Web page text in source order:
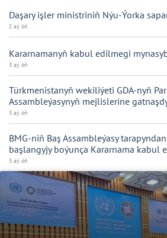
Daşary işler ministriniň Nýu-Ýorka
2 aý öň
Kararnamanyň kabul edilmegi
3 aý öň
Türkmenistanyň wekiliýeti GDA-nyň
Assambleýasynyň mejlislerine
3 aý öň
BMG-niň Baş Assambleýasy
başlangyjy boýunça Kararnama kabul
3 aý öň